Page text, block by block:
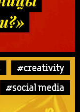
#creativity
#social media